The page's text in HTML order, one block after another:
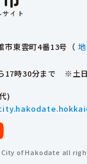
市東雲町4番13号（
17時30分まで ※土
)
of Hakodate all